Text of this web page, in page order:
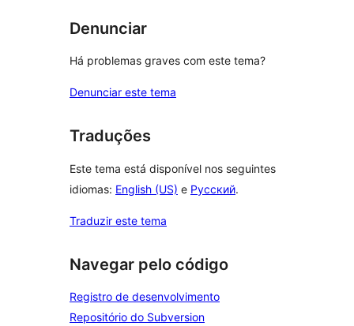
Denunciar
Há problemas graves com este tema?
Denunciar este tema
Traduções
Este tema está disponível nos seguintes
idiomas: English (US) e Русский.
Traduzir este tema
Navegar pelo código
Registro de desenvolvimento
Repositório do Subversion